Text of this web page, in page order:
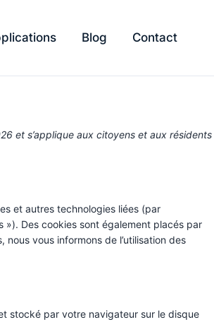
Blog Contact
et s’applique aux citoyens et aux résidents
et autres technologies liées (par
Des cookies sont également placés par
vous informons de l’utilisation des
stocké par votre navigateur sur le disque